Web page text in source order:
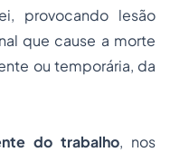
provocando lesão
que cause a morte
ou temporária, da
do trabalho, nos